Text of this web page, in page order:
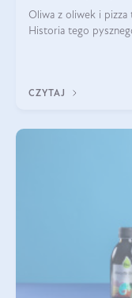
Oliwa z oliwek i pizza
Historia tego
CZYTAJ